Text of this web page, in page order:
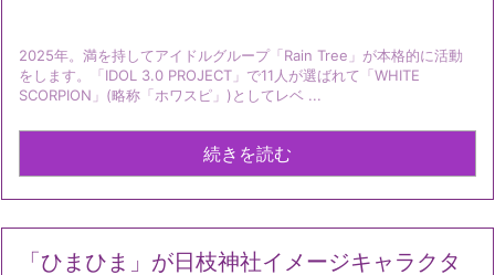
2025年。満を持してアイドルグループ「Rain Tree」が本格的に活動
をします。「IDOL 3.0 PROJECT」で11人が選ばれて「WHITE
SCORPION」(略称「ホワスピ」)としてレベ ...
続きを読む
「ひまひま」が日枝神社イメージキャラクタ